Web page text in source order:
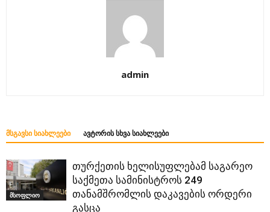
admin
ᲛᲡᲒᲐᲕᲡᲘ ᲡᲘᲐᲮᲚᲔᲔᲑᲘ ᲐᲕᲢᲝᲠᲘᲡ ᲡᲮᲕᲐ ᲡᲘᲐᲮᲚᲔᲔᲑᲘ
მსოფლიო
თურქეთის ხელისუფლებამ საგარეო
საქმეთა სამინისტროს 249
თანამშრომლის დაკავების ორდერი
გასცა